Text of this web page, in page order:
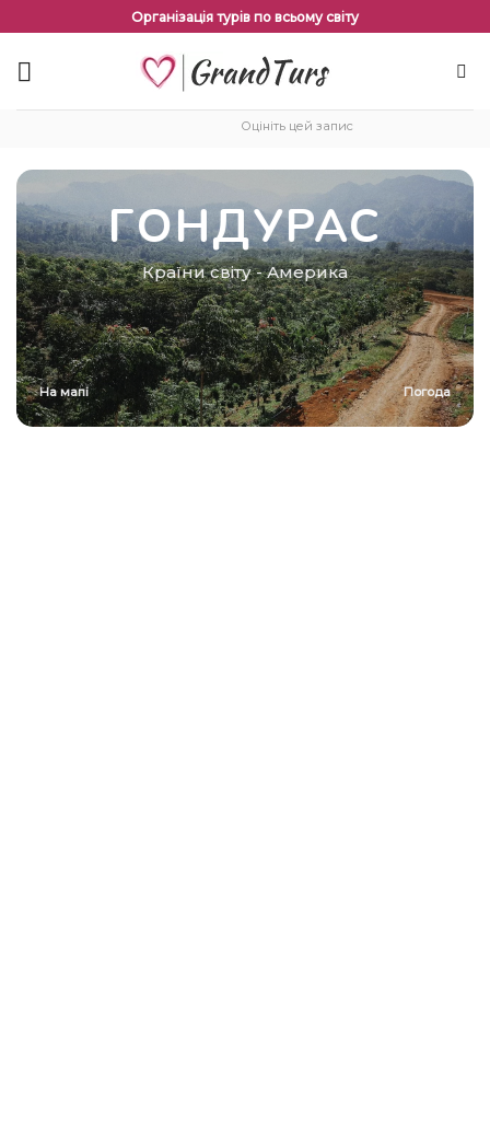
змісту
Організація турів по всьому світу
Оцініть цей запис
ГОНДУРАС
Країни світу-Америка
На мапі Погода